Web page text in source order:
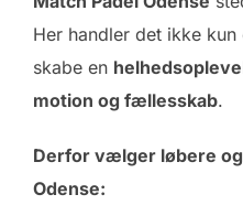
Her handler det ikke
skabe en
motion og fællesskab.
Derfor vælger løbere
Odense: